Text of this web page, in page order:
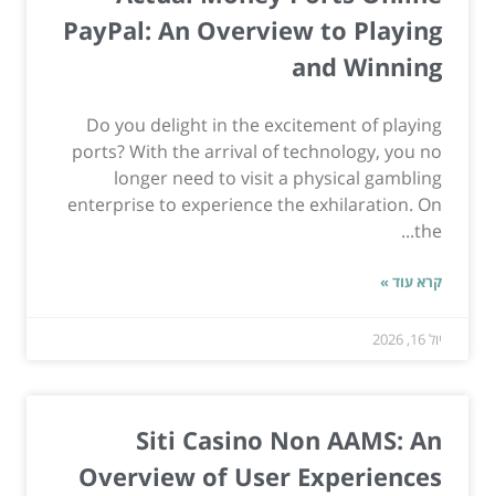
PayPal: An Overview to Playing
and Winning
Do you delight in the excitement of playing
ports? With the arrival of technology, you no
longer need to visit a physical gambling
enterprise to experience the exhilaration. On
the...
קרא עוד »
יול 16, 2026
Siti Casino Non AAMS: An
Overview of User Experiences